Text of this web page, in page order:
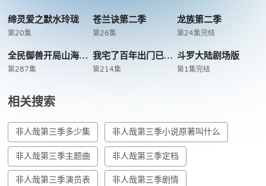
缔灵爱之默水玲珑
第20集
苍兰诀第二季
第26集
龙族第二季
第24集完结
全民御兽开局山海经我横扫全球
第287集
我宅了百年出门已无敌
第214集
斗罗大陆剧场版
第1集完结
相关搜索
非人哉第三季多少集 非人哉第三季小说原著叫什么
非人哉第三季主题曲 非人哉第三季定档
非人哉第三季演员表 非人哉第三季剧情